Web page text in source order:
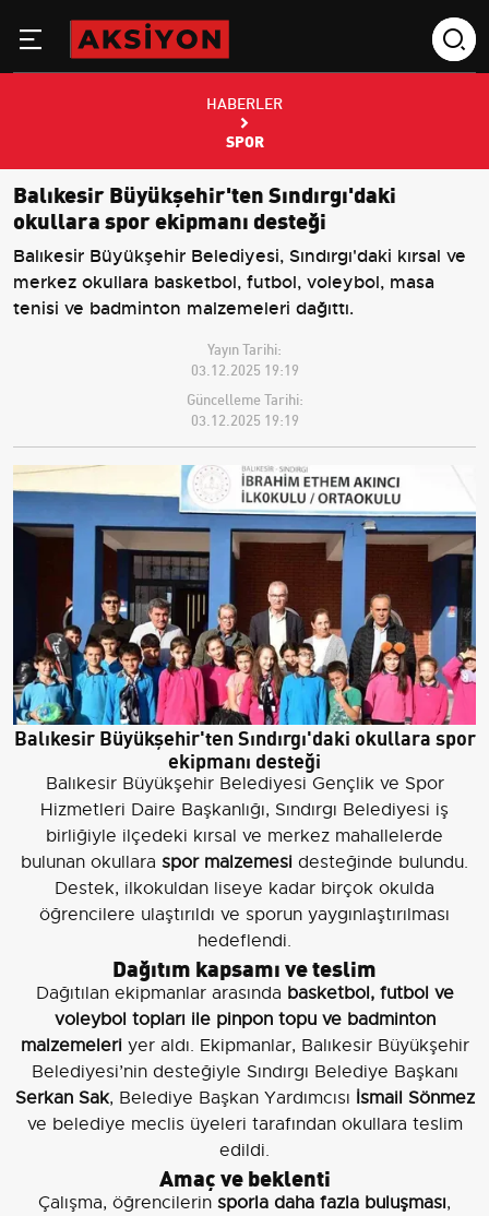
HABERLER
SPOR
Balıkesir Büyükşehir'ten Sındırgı'daki
okullara spor ekipmanı desteği
Balıkesir Büyükşehir Belediyesi, Sındırgı'daki kırsal ve
merkez okullara basketbol, futbol, voleybol, masa
tenisi ve badminton malzemeleri dağıttı.
Yayın Tarihi:
03.12.2025 19:19
Güncelleme Tarihi:
03.12.2025 19:19
Balıkesir Büyükşehir'ten Sındırgı'daki okullara spor
ekipmanı desteği
Balıkesir Büyükşehir Belediyesi Gençlik ve Spor
Hizmetleri Daire Başkanlığı, Sındırgı Belediyesi iş
birliğiyle ilçedeki kırsal ve merkez mahallelerde
bulunan okullara spor malzemesi desteğinde bulundu.
Destek, ilkokuldan liseye kadar birçok okulda
öğrencilere ulaştırıldı ve sporun yaygınlaştırılması
hedeflendi.
Dağıtım kapsamı ve teslim
Dağıtılan ekipmanlar arasında basketbol, futbol ve
voleybol topları ile pinpon topu ve badminton
malzemeleriyer aldı. Ekipmanlar, Balıkesir Büyükşehir
Belediyesi’nin desteğiyle Sındırgı Belediye Başkanı
Serkan Sak, Belediye Başkan Yardımcısı İsmail Sönmez
ve belediye meclis üyeleri tarafından okullara teslim
edildi.
Amaç ve beklenti
Çalışma, öğrencilerin sporla daha fazla buluşması,